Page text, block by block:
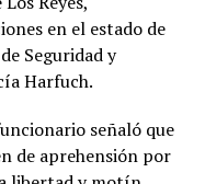
en el estado de
Seguridad y
Harfuch.
señaló que
de aprehensión por